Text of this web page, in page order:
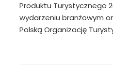
Produktu Turystycznego
wydarzeniu branżowym
Polską Organizację